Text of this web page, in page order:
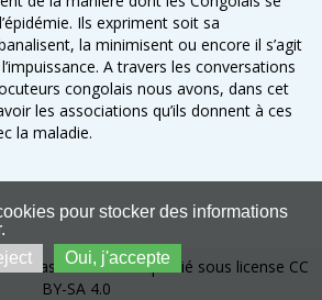
Ils expriment soit sa
la minimisent ou encore il s’agit
A travers les conversations
congolais nous avons, dans cet
les associations qu’ils donnent à ces
la maladie.
Ce site est publié sous license CC
BY-SA 4.0
pour stocker des informations
Oui, j'accepte